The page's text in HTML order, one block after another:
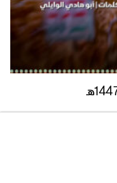
– عيسى الليث
| عيسى الليث